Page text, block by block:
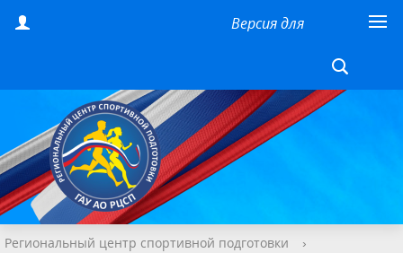
Версия для
Региональный центр спортивной подготовки
›